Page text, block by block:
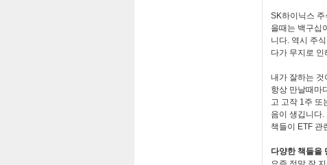
SK하이닉스
을때는 백구십
니다. 역시 주
다가 무지로
내가 잘하는 것
항상 만날때마
고 고작 1주 또
음이 생깁니다.
책들이
ETF 관
다양한 책들을